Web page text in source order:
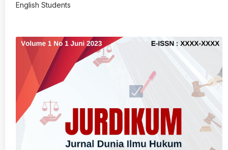
English Students